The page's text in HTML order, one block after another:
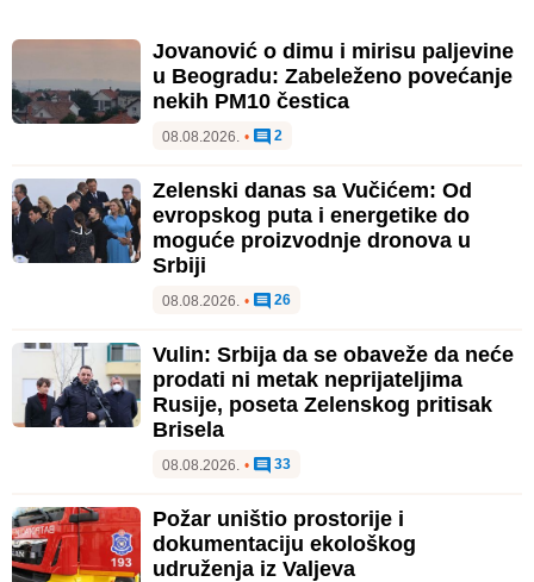
Jovanović o dimu i mirisu paljevine
u Beogradu: Zabeleženo povećanje
nekih PM10 čestica
08.08.2026. • 2
Zelenski danas sa Vučićem: Od
evropskog puta i energetike do
moguće proizvodnje dronova u
Srbiji
08.08.2026. • 26
Vulin: Srbija da se obaveže da neće
prodati ni metak neprijateljima
Rusije, poseta Zelenskog pritisak
Brisela
08.08.2026. • 33
Požar uništio prostorije i
dokumentaciju ekološkog
udruženja iz Valjeva